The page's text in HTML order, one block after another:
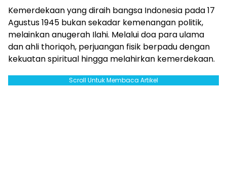
Kemerdekaan yang diraih bangsa Indonesia pada 17
Agustus 1945 bukan sekadar kemenangan politik,
melainkan anugerah Ilahi. Melalui doa para ulama
dan ahli thoriqoh, perjuangan fisik berpadu dengan
kekuatan spiritual hingga melahirkan kemerdekaan.
Scroll Untuk Membaca Artikel